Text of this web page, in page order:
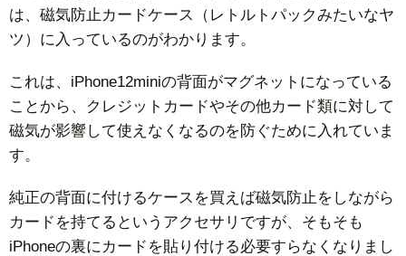
は、磁気防止カードケース（レトルトパックみたいなヤ
ツ）に入っているのがわかります。
これは、iPhone12miniの背面がマグネットになっている
ことから、クレジットカードやその他カード類に対して
磁気が影響して使えなくなるのを防ぐために入れていま
す。
純正の背面に付けるケースを買えば磁気防止をしながら
カードを持てるというアクセサリですが、そもそも
iPhoneの裏にカードを貼り付ける必要すらなくなりまし